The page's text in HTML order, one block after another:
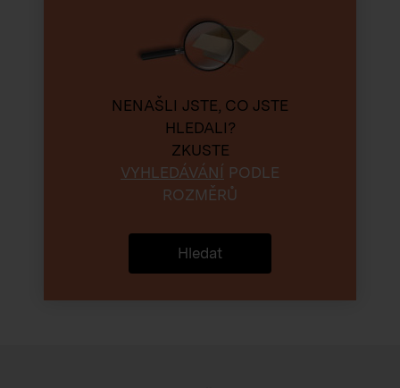
NENAŠLI JSTE, CO JSTE
HLEDALI?
ZKUSTE
VYHLEDÁVÁNÍ PODLE
ROZMĚRŮ
Hledat